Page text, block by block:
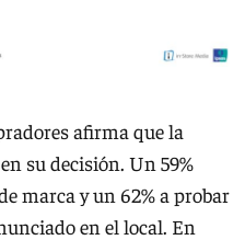
afirma que la
su decisión. Un 59%
marca y un 62% a probar
en el local. En